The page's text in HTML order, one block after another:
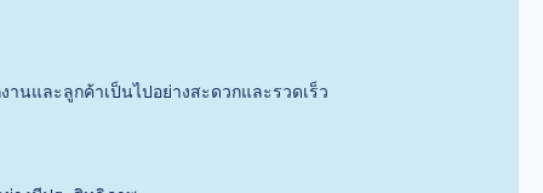
นและลูกค้าเป็นไปอย่างสะดวกและรวดเร็ว